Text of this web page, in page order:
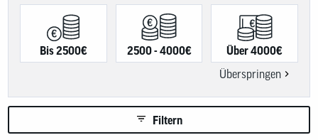
gelangen.
Benutzer
von
können
Touch-
Bis 2500€ 2500 - 4000€
Über 4000€
Überspringen
Filtern